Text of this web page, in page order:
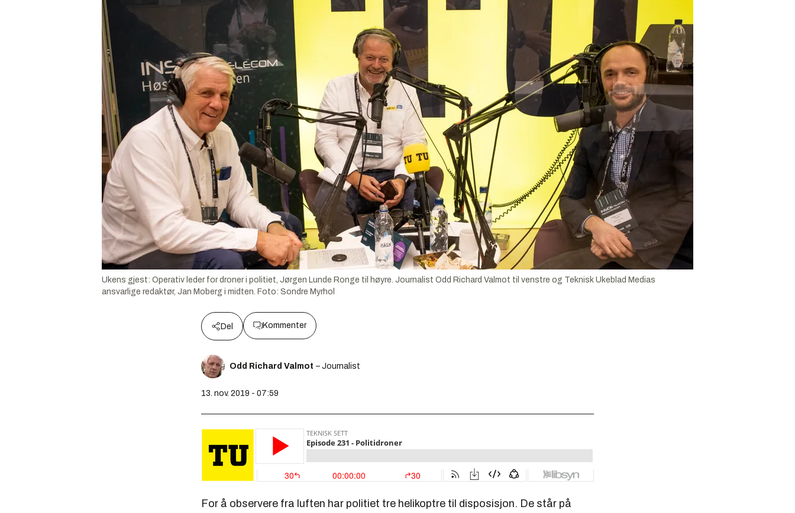
Ukens gjest: Operativ leder for droner i politiet, Jørgen Lunde Ronge til høyre. Journalist Odd Richard Valmot til venstre og Teknisk Ukeblad Medias
ansvarlige redaktør, Jan Moberg i midten. Foto: Sondre Myrhol
Del Kommenter
Odd Richard Valmot – Journalist
13. nov. 2019 - 07:59
For å observere fra luften har politiet tre helikoptre til disposisjon. De står på